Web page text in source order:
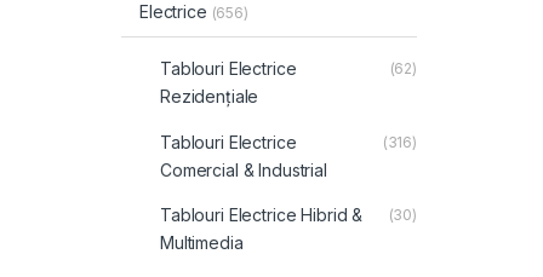
Electrice (656)
Tablouri Electrice
Rezidențiale
(62)
Tablouri Electrice
Comercial & Industrial
(316)
Tablouri Electrice Hibrid &
Multimedia
(30)